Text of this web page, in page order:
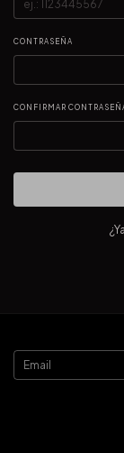
CONTRASEÑA
CONFIRMAR